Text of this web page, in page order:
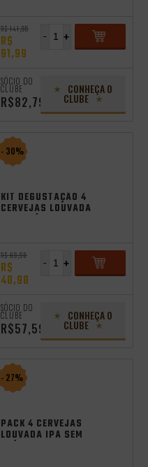
R$ 141,99
R$
91,99
+
-
SÓCIO DO
CLUBE
R$82,79
CONHEÇA O
CLUBE
- 30%
KIT DEGUSTAÇÃO 4
CERVEJAS LOUVADA
R$ 69,98
R$
48,98
+
-
SÓCIO DO
CLUBE
R$57,59
CONHEÇA O
CLUBE
- 27%
PACK 4 CERVEJAS
LOUVADA IPA SEM